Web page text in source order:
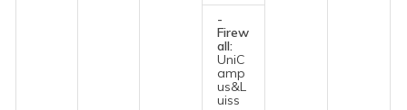
-
Firew
all:
UniC
amp
us&L
uiss